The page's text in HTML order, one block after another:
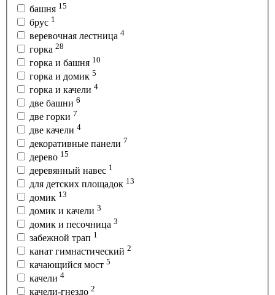
башня 15
брус 1
веревочная лестница 4
горка 28
горка и башня 10
горка и домик 5
горка и качели 4
две башни 6
две горки 7
две качели 4
декоративные панели 7
дерево 15
деревянный навес 1
для детских площадок 13
домик 13
домик и качели 3
домик и песочница 3
забежной трап 1
канат гимнастический 2
качающийся мост 5
качели 4
качели-гнездо 2